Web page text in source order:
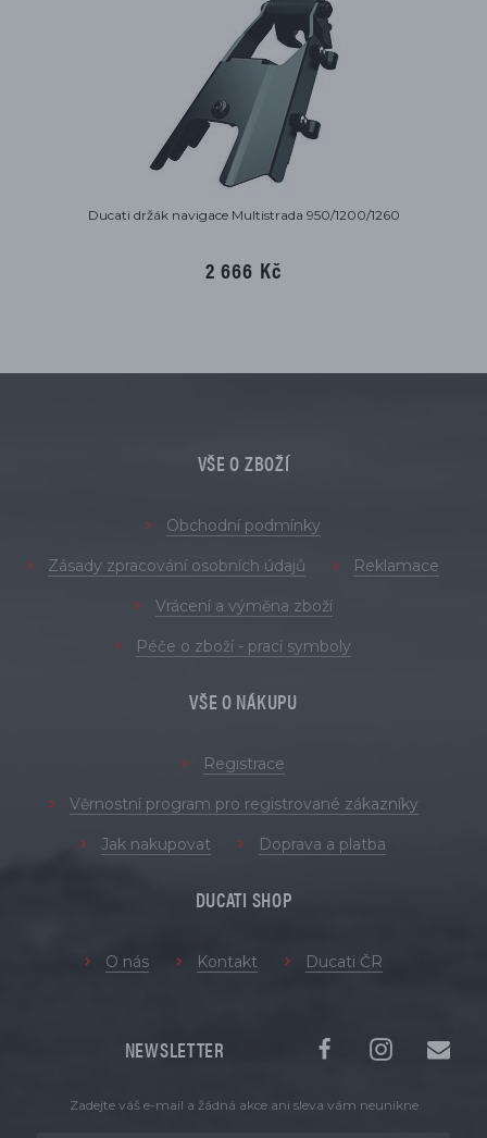
Ducati držák navigace Multistrada 950/1200/1260
2 666 Kč
VŠE O ZBOŽÍ
Obchodní podmínky
Zásady zpracování osobních údajů Reklamace
Vrácení a výměna zboží
Péče o zboží - prací symboly
VŠE O NÁKUPU
Registrace
Věrnostní program pro registrované zákazníky
Jak nakupovat Doprava a platba
DUCATI SHOP
O nás Kontakt Ducati ČR
NEWSLETTER
Zadejte váš e-mail a žádná akce ani sleva vám neunikne